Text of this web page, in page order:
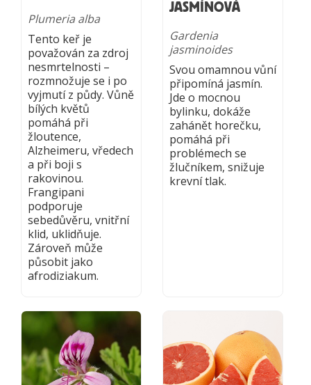
Plumeria alba
Tento keř je
považován za zdroj
nesmrtelnosti –
rozmnožuje se i po
vyjmutí z půdy. Vůně
bílých květů
pomáhá při
žloutence,
Alzheimeru, vředech
a při boji s
rakovinou.
Frangipani
podporuje
sebedůvěru, vnitřní
klid, uklidňuje.
Zároveň může
působit jako
afrodiziakum.
JASMÍNOVÁ
Gardenia
jasminoides
Svou omamnou vůní
připomíná jasmín.
Jde o mocnou
bylinku, dokáže
zahánět horečku,
pomáhá při
problémech se
žlučníkem, snižuje
krevní tlak.